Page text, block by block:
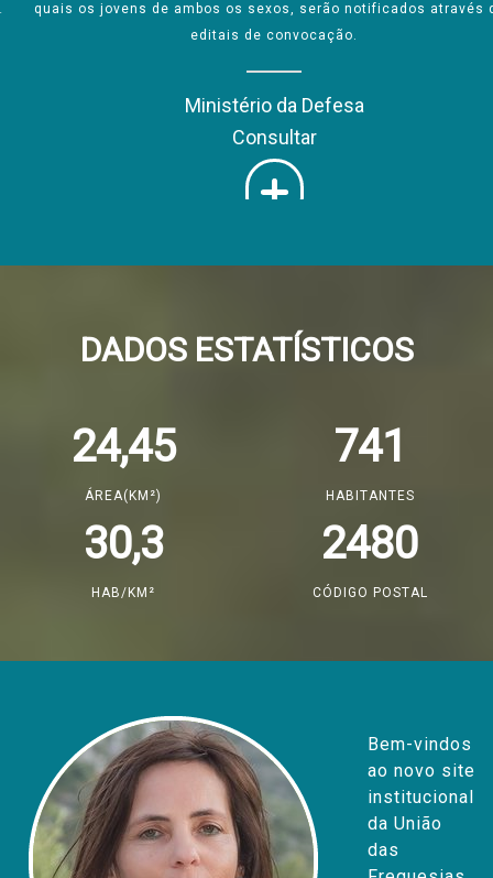
quais os jovens de ambos os sexos, serão notificados através dos
editais de convocação.
Ministério da Defesa
Consultar
24,45
ÁREA(KM²)
741
HABITANTES
30,3 2480
Bem-vindos
ao novo site
institucional
da União